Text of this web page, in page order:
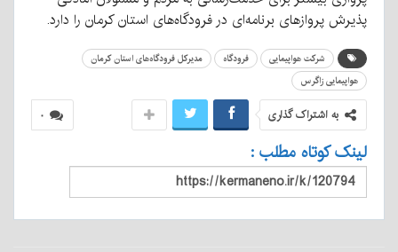
پذیرش پروازهای برنامه‌ای در فرودگاه‌های استان کرمان را دارد.
شرکت هواپیمایی فرودگاه
مدیرکل فرودگاه‌های استان کرمان
هواپیمایی زاگرس
۰ به اشتراک گذاری
لینک کوتاه مطلب :